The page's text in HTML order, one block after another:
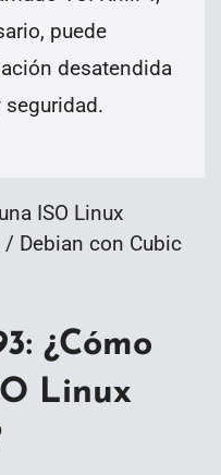
puede
desatendida
seguridad.
¿Cómo
Linux